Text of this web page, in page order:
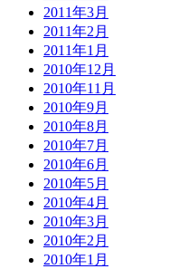
2011年3月
2011年2月
2011年1月
2010年12月
2010年11月
2010年9月
2010年8月
2010年7月
2010年6月
2010年5月
2010年4月
2010年3月
2010年2月
2010年1月